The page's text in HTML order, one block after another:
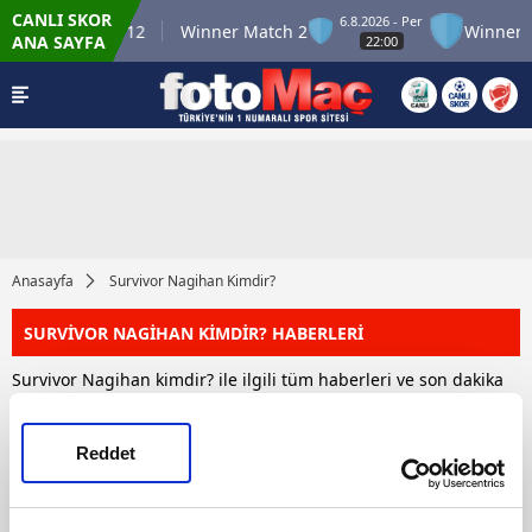
Reddet
CANLI SKOR
ANA SAYFA
Winner Match 12 Winner Match 2
6.8.2026 - Per
22:00
Winner
Anasayfa Survivor Nagihan Kimdir?
SURVİVOR NAGİHAN KİMDİR? HABERLERİ
Survivor Nagihan kimdir? ile ilgili tüm haberleri ve son dakika
sayfamızdan takip edebilirsiniz. Toplam 1 Survivor Nagihan
kimdir? haberi bulunmuştur.
HABERLER